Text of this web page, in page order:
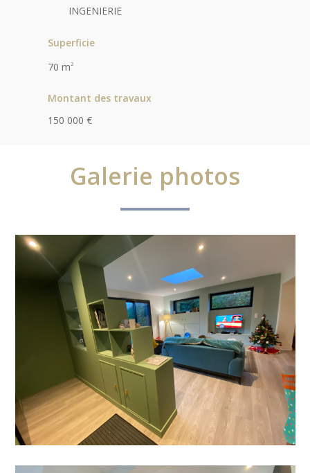
INGENIERIE
Superficie
70 m2
Montant des travaux
150 000 €
Galerie photos